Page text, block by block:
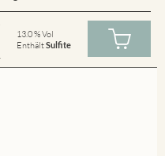
13.0 % Vol
EnthältSulfite